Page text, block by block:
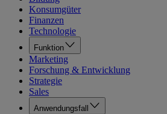
Konsumgüter
Finanzen
Technologie
Funktion
Marketing
Forschung & Entwicklung
Strategie
Sales
Anwendungsfall